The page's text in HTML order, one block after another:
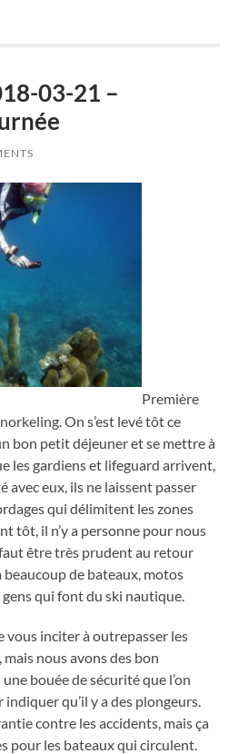
03-21 –
Première
On s’est levé tôt ce
bon petit déjeuner et se mettre à
les gardiens et lifeguard arrivent,
avec eux, ils ne laissent passer
qui délimitent les zones
tôt, il n’y a personne pour nous
être très prudent au retour
beaucoup de bateaux, motos
qui font du ski nautique.
vous inciter à outrepasser les
nous avons des bon
bouée de sécurité que l’on
qu’il y a des plongeurs.
contre les accidents, mais ça
pour les bateaux qui circulent.